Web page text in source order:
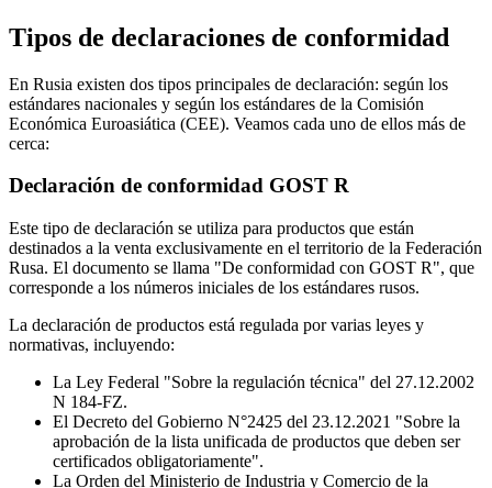
Tipos de declaraciones de conformidad
En Rusia existen dos tipos principales de declaración: según los
estándares nacionales y según los estándares de la Comisión
Económica Euroasiática (CEE). Veamos cada uno de ellos más de
cerca:
Declaración de conformidad GOST R
Este tipo de declaración se utiliza para productos que están
destinados a la venta exclusivamente en el territorio de la Federación
Rusa. El documento se llama "De conformidad con GOST R", que
corresponde a los números iniciales de los estándares rusos.
La declaración de productos está regulada por varias leyes y
normativas, incluyendo:
La Ley Federal "Sobre la regulación técnica" del 27.12.2002
N 184-FZ.
El Decreto del Gobierno N°2425 del 23.12.2021 "Sobre la
aprobación de la lista unificada de productos que deben ser
certificados obligatoriamente".
La Orden del Ministerio de Industria y Comercio de la